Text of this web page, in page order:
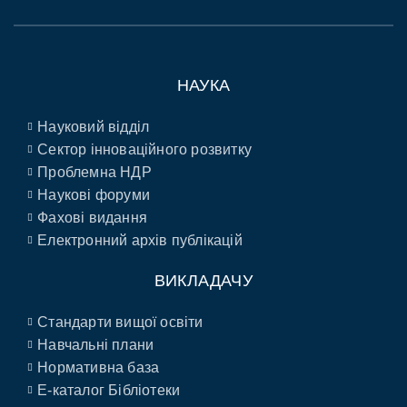
НАУКА
Науковий відділ
Сектор інноваційного розвитку
Проблемна НДР
Наукові форуми
Фахові видання
Електронний архів публікацій
ВИКЛАДАЧУ
Стандарти вищої освіти
Навчальні плани
Нормативна база
E-каталог Бібліотеки